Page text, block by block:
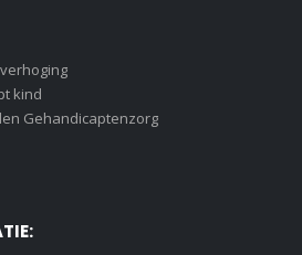
kind
Gehandicaptenzorg